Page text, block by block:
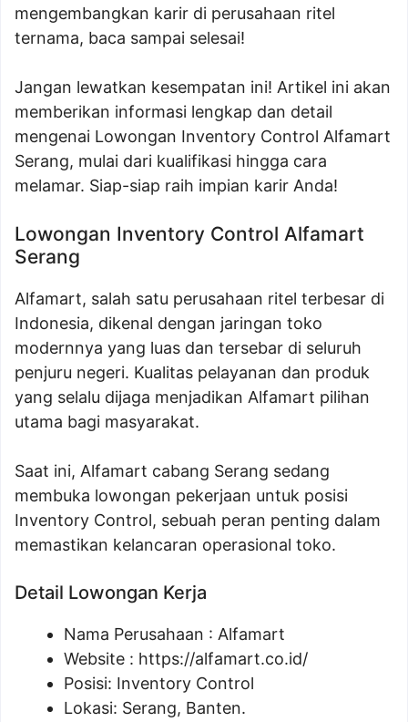
mengembangkan karir di perusahaan ritel
ternama, baca sampai selesai!
Jangan lewatkan kesempatan ini! Artikel ini akan
memberikan informasi lengkap dan detail
mengenai Lowongan Inventory Control Alfamart
Serang, mulai dari kualifikasi hingga cara
melamar. Siap-siap raih impian karir Anda!
Lowongan Inventory Control Alfamart
Serang
Alfamart, salah satu perusahaan ritel terbesar di
Indonesia, dikenal dengan jaringan toko
modernnya yang luas dan tersebar di seluruh
penjuru negeri. Kualitas pelayanan dan produk
yang selalu dijaga menjadikan Alfamart pilihan
utama bagi masyarakat.
Saat ini, Alfamart cabang Serang sedang
membuka lowongan pekerjaan untuk posisi
Inventory Control, sebuah peran penting dalam
memastikan kelancaran operasional toko.
Detail Lowongan Kerja
Nama Perusahaan : Alfamart
Website : https://alfamart.co.id/
Posisi: Inventory Control
Lokasi: Serang, Banten.